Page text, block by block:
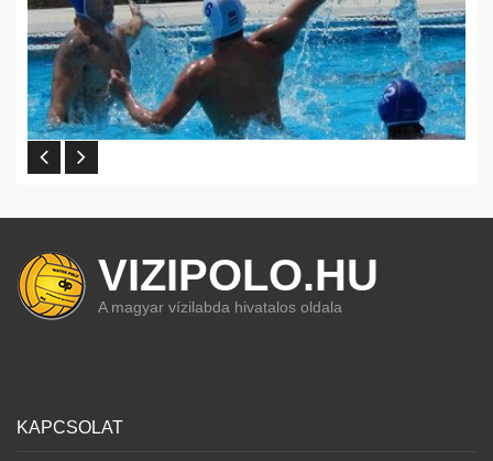
VIZIPOLO.HU
A magyar vízilabda hivatalos oldala
KAPCSOLAT